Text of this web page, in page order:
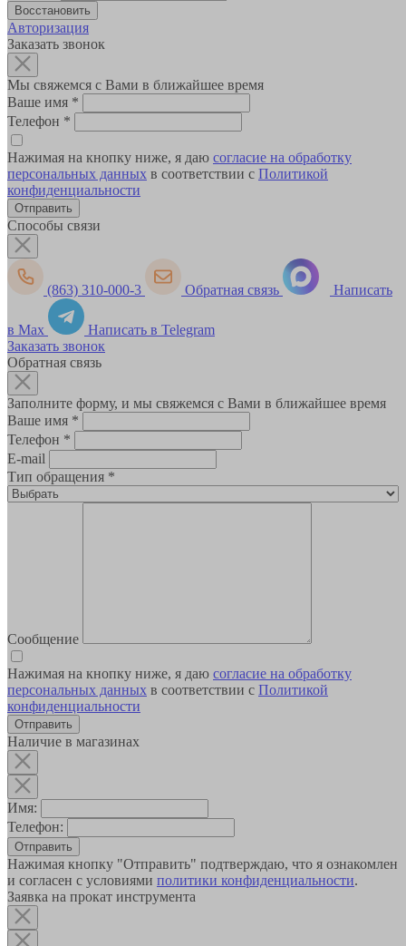
Авторизация
Заказать звонок
Мы свяжемся с Вами в ближайшее время
Ваше имя *
Телефон *
Нажимая на кнопку ниже, я даю согласие на обработку
персональных данных в соответствии с Политикой
конфиденциальности
Способы связи
(863) 310-000-3 Обратная связь Написать
в Max
Написать в Telegram
Заказать звонок
Обратная связь
Заполните форму, и мы свяжемся с Вами в ближайшее время
Ваше имя *
Телефон *
E-mail
Тип обращения *
Сообщение
Нажимая на кнопку ниже, я даю согласие на обработку
персональных данных в соответствии с Политикой
конфиденциальности
Наличие в магазинах
Имя:
Телефон:
Отправить
Нажимая кнопку "Отправить" подтверждаю, что я ознакомлен
и согласен с условиями политики конфиденциальности.
Заявка на прокат инструмента